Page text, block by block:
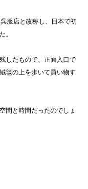
服店と改称し、日本で初
。
したもので、正面入口で
毯の上を歩いて買い物す
間と時間だったのでしょ